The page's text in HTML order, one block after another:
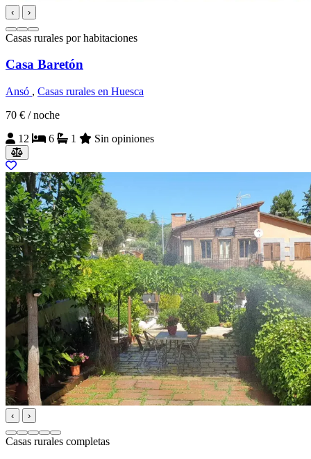
‹ ›
Casas rurales por habitaciones
Casa Baretón
Ansó , Casas rurales en Huesca
70 € / noche
12
6 1 Sin opiniones
‹ ›
Casas rurales completas